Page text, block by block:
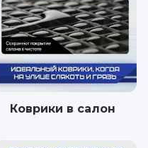
Коврики в салон